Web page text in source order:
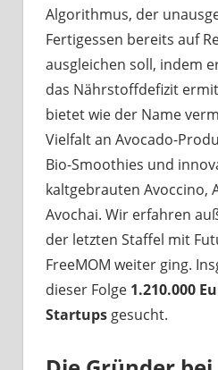
Algorithmus, der
Fertigessen bereits auf
ausgleichen soll, indem
das Nährstoffdefizit
bietet wie der Name
Vielfalt an Avocado-
Bio-Smoothies und
kaltgebrauten Avoccino,
Avochai. Wir erfahren
der letzten Staffel mit
FreeMOM weiter ging.
dieser Folge 1.210.000
Startups gesucht.